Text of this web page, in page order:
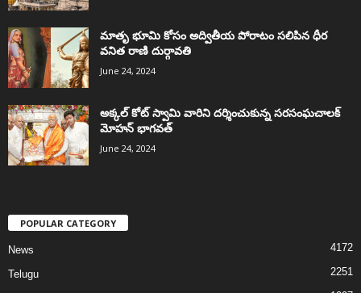
మాతృ భూమి కోసం అద్వితీయ పోరాటం సలిపిన ధీర
వనిత రాణి దుర్గావతి
June 24, 2024
అక్కల్‌ కోట్‌ స్వామి వారిని దర్శించుకున్న సరసంఘచాలక్
మోహన్ భాగవత్
June 24, 2024
POPULAR CATEGORY
News 4172
Telugu 2251